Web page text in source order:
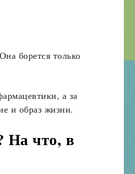
борется только
а за
и образ жизни.
На что, в